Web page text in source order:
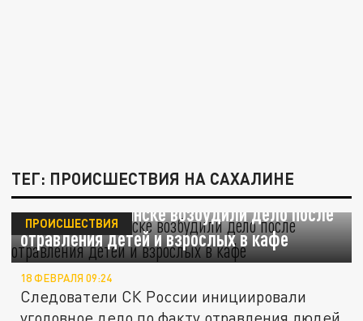
ТЕГ: ПРОИСШЕСТВИЯ НА САХАЛИНЕ
В Южно-Сахалинске возбудили дело после
отравления детей и взрослых в кафе
ПРОИСШЕСТВИЯ
18 ФЕВРАЛЯ 09:24
Следователи СК России инициировали
уголовное дело по факту отравления людей